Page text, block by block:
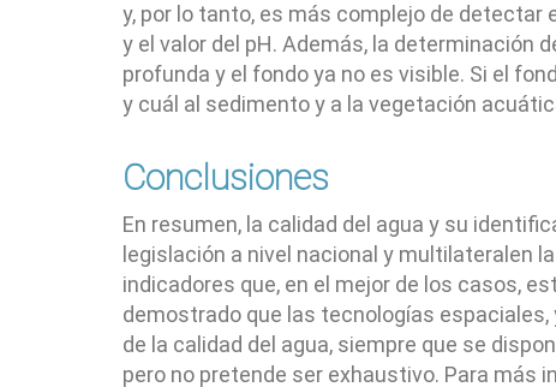
y, por lo tanto, es más complejo de detectar
y el valor del pH. Además, la determinación
profunda y el fondo ya no es visible. Si el
y cuál al sedimento y a la vegetación
Conclusiones
En resumen, la calidad del agua y su
legislación a nivel nacional y multilateralen
indicadores que, en el mejor de los casos,
demostrado que las tecnologías
de la calidad del agua, siempre que se
pero no pretende ser exhaustivo. Para